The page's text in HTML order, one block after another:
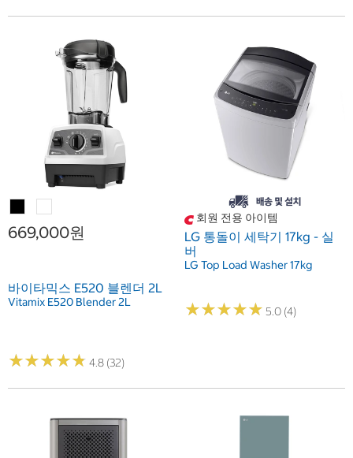
669,000원
바이타믹스 E520 블렌더 2L
Vitamix E520 Blender 2L
★★★★★
★★★★★ 4.8 (32)
회원 전용 아이템
LG 통돌이 세탁기 17kg - 실
버
LG Top Load Washer 17kg
★★★★★
★★★★★ 5.0 (4)